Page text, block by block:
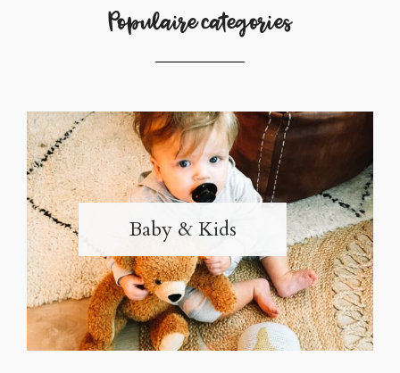
Populaire categories
Baby & Kids